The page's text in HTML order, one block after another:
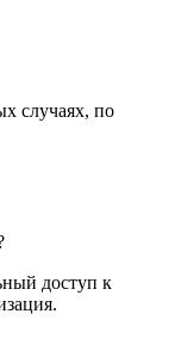
случаях, по
доступ к